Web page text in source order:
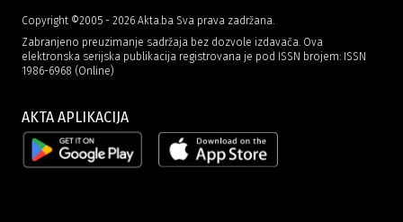
Copyright ©2005 - 2026 Akta.ba Sva prava zadržana.
Zabranjeno preuzimanje sadržaja bez dozvole izdavača. Ova
elektronska serijska publikacija registrovana je pod ISSN brojem: ISSN
1986-6968 (Online)
AKTA APLIKACIJA